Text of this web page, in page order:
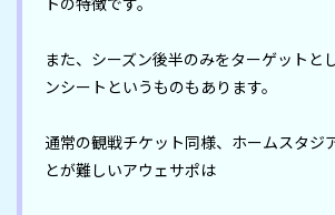
トの特徴です。
また、シーズン後半のみをターゲットと
ンシートというものもあります。
通常の観戦チケット同様、ホームスタジ
とが難しいアウェサポは